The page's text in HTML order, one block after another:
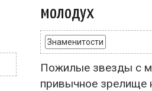
молодух
Знаменитости
Пожилые звезды с
привычное зрелище